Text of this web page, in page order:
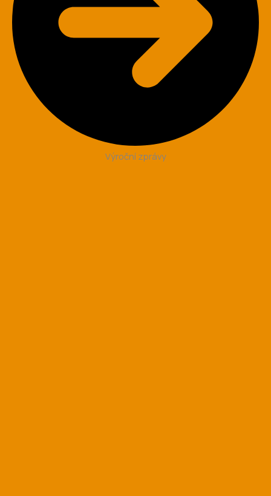
Výroční zprávy